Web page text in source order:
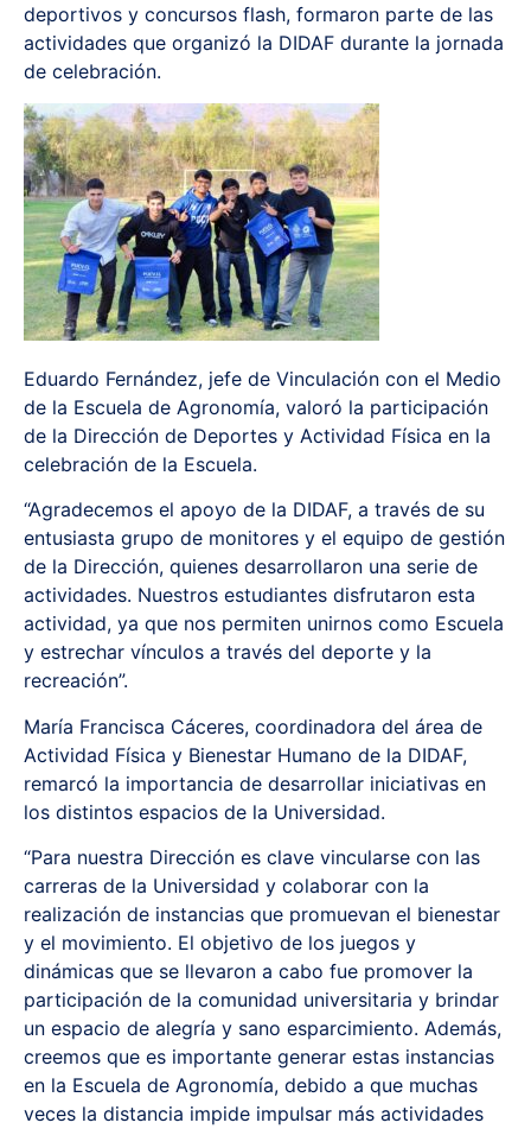
deportivos y concursos flash, formaron parte de las
actividades que organizó la DIDAF durante la jornada
de celebración.
Eduardo Fernández, jefe de Vinculación con el Medio
de la Escuela de Agronomía, valoró la participación
de la Dirección de Deportes y Actividad Física en la
celebración de la Escuela.
“Agradecemos el apoyo de la DIDAF, a través de su
entusiasta grupo de monitores y el equipo de gestión
de la Dirección, quienes desarrollaron una serie de
actividades. Nuestros estudiantes disfrutaron esta
actividad, ya que nos permiten unirnos como Escuela
y estrechar vínculos a través del deporte y la
recreación”.
María Francisca Cáceres, coordinadora del área de
Actividad Física y Bienestar Humano de la DIDAF,
remarcó la importancia de desarrollar iniciativas en
los distintos espacios de la Universidad.
“Para nuestra Dirección es clave vincularse con las
carreras de la Universidad y colaborar con la
realización de instancias que promuevan el bienestar
y el movimiento. El objetivo de los juegos y
dinámicas que se llevaron a cabo fue promover la
participación de la comunidad universitaria y brindar
un espacio de alegría y sano esparcimiento. Además,
creemos que es importante generar estas instancias
en la Escuela de Agronomía, debido a que muchas
veces la distancia impide impulsar más actividades